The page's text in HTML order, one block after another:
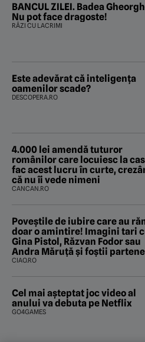
BANCUL ZILEI. Badea
Nu pot face dragoste!
RÂZI CU LACRIMI
Este adevărat că inteligența
oamenilor scade?
DESCOPERA.RO
4.000 lei amendă tuturor
românilor care locuiesc la
fac acest lucru în curte,
că nu îi vede nimeni
CANCAN.RO
Poveştile de iubire care au
doar o amintire! Imagini tari
Gina Pistol, Răzvan Fodor sau
Andra Măruţă şi foştii
CIAO.RO
Cel mai așteptat joc video al
anului va debuta pe Netflix
GO4GAMES